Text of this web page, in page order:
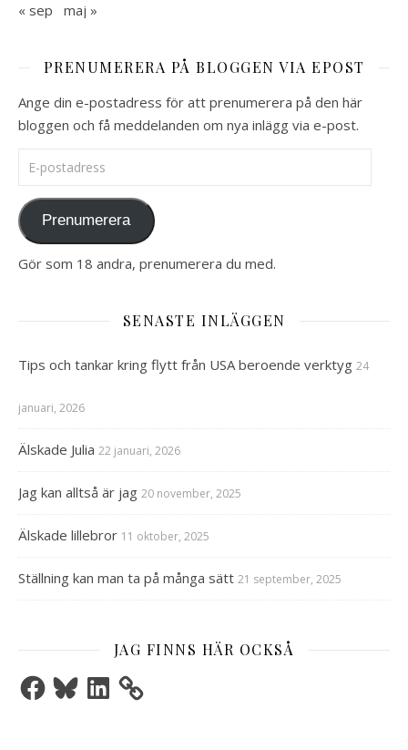
« sep maj »
PRENUMERERA PÅ BLOGGEN VIA EPOST
Ange din e-postadress för att prenumerera på den här
bloggen och få meddelanden om nya inlägg via e-post.
E-postadress
Prenumerera
Gör som 18 andra, prenumerera du med.
SENASTE INLÄGGEN
Tips och tankar kring flytt från USA beroende verktyg 24
januari, 2026
Älskade Julia 22 januari, 2026
Jag kan alltså är jag 20 november, 2025
Älskade lillebror 11 oktober, 2025
Ställning kan man ta på många sätt 21 september, 2025
JAG FINNS HÄR OCKSÅ
FacebookBlueskyLinkedIn